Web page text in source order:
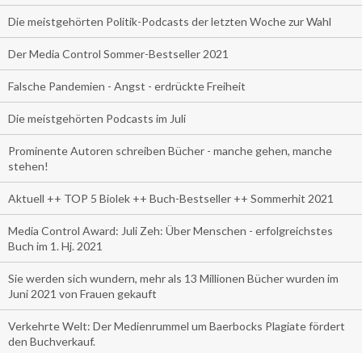
Die meistgehörten Politik-Podcasts der letzten Woche zur Wahl
Der Media Control Sommer-Bestseller 2021
Falsche Pandemien - Angst - erdrückte Freiheit
Die meistgehörten Podcasts im Juli
Prominente Autoren schreiben Bücher - manche gehen, manche
stehen!
Aktuell ++ TOP 5 Biolek ++ Buch-Bestseller ++ Sommerhit 2021
Media Control Award: Juli Zeh: Über Menschen - erfolgreichstes
Buch im 1. Hj. 2021
Sie werden sich wundern, mehr als 13 Millionen Bücher wurden im
Juni 2021 von Frauen gekauft
Verkehrte Welt: Der Medienrummel um Baerbocks Plagiate fördert
den Buchverkauf.